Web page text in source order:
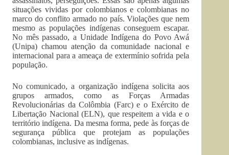
situações vividas por colombianos e colombianas no
marco do conflito armado no país. Violações que nem
mesmo as populações indígenas conseguem escapar.
No mês passado, a Unidade Indígena do Povo Awá
(Unipa) chamou atenção da comunidade nacional e
internacional para a ameaça de extermínio sofrida pela
população.
No comunicado, a organização indígena solicita aos
grupos armados, como as Forças Armadas
Revolucionárias da Colômbia (Farc) e o Exército de
Libertação Nacional (ELN), que respeitem a vida e o
território indígena. Da mesma forma, pede às forças de
segurança pública que protejam as populações
colombianas, inclusive as indígenas.